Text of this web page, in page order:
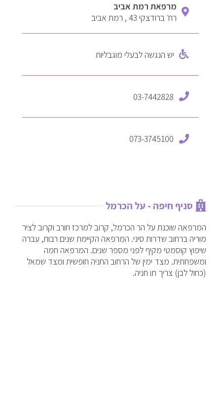
מרפאת רמת אביב
רח׳ ברודצקי 43 , רמת אביב
יש הנגשה לבעלי מוגבליות
03-7442828
073-3745100
סניף חיפה - על הכרמל
המרפאה שוכנת על הר הכרמל, קרוב למרכז חורב וקרוב לציר
מוריה ברחוב שדרות סיני. המרפאה הקיימת שנים רבות, עברה
שיפוץ קוסמטי מקיף לפני מספר שנים. המרפאה חמה
ומשפחתית. מצד ימין של הרחוב החניה חופשית ומצד שמאל
(כחול לבן) צריך תו חניה.